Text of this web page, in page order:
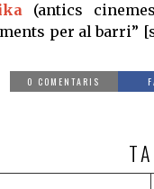
(antics
per al barri”
0 COMENTARIS